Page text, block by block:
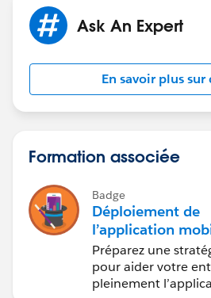
Ask An Expert
En savoir plus sur
Formation associée
Badge
Déploiement de
l’application
Salesforce
Préparez une
pour aider votre
pleinement